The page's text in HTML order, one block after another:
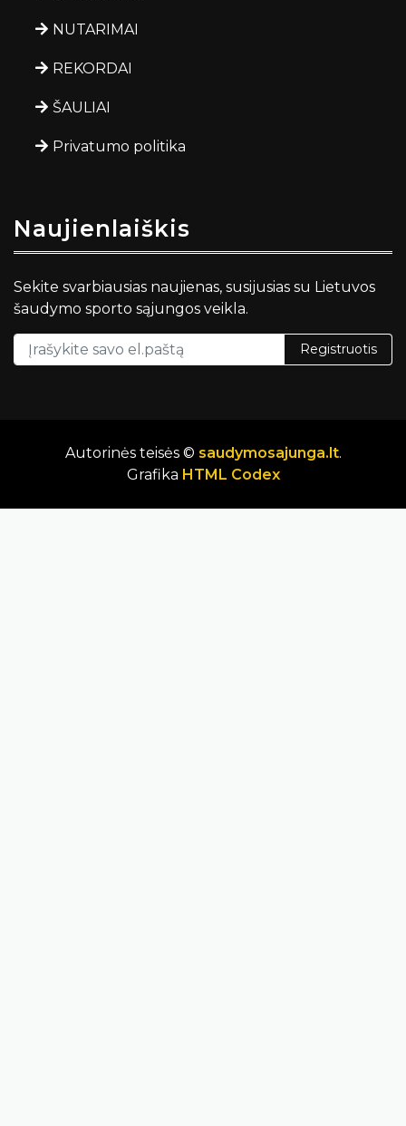
NUTARIMAI
REKORDAI
ŠAULIAI
Privatumo politika
Naujienlaiškis
Sekite svarbiausias naujienas, susijusias su Lietuvos
šaudymo sporto sąjungos veikla.
Registruotis
Autorinės teisės © saudymosajunga.lt.
Grafika HTML Codex